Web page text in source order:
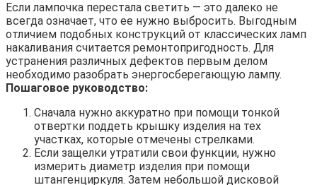
Если лампочка перестала светить — это далеко не
всегда означает, что ее нужно выбросить. Выгодным
отличием подобных конструкций от классических ламп
накаливания считается ремонтопригодность. Для
устранения различных дефектов первым делом
необходимо разобрать энергосберегающую лампу.
Пошаговое руководство:
Сначала нужно аккуратно при помощи тонкой
отвертки поддеть крышку изделия на тех
участках, которые отмечены стрелками.
Если защелки утратили свои функции, нужно
измерить диаметр изделия при помощи
штангенциркуля. Затем небольшой дисковой